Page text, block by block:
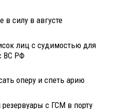
силу в августе
лиц с судимостью для
ВС РФ
оперу и спеть арию
с ГСМ в порту